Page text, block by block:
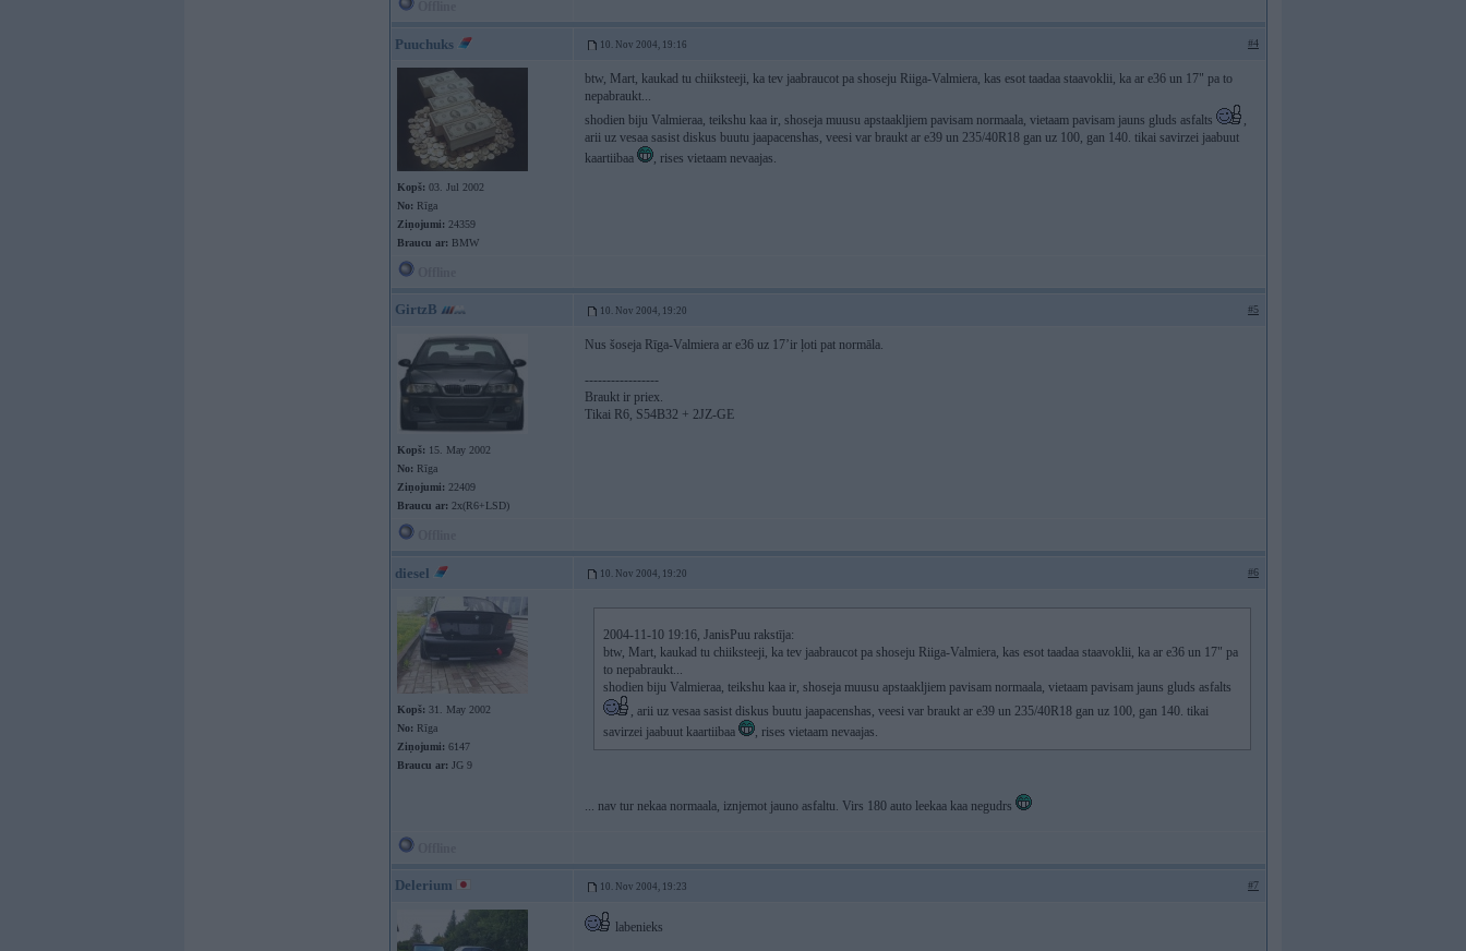
Puuchuks 10. Nov 2004, 19:16 #4
Kopš: 03. Jul 2002
No: Rīga
Ziņojumi: 24359
Braucu ar: BMW
btw, Mart, kaukad tu chiiksteeji, ka tev jaabraucot pa shoseju Riiga-Valmiera, kas esot taadaa staavoklii, ka ar e36 un 17" pa to
nepabraukt...
shodien biju Valmieraa, teikshu kaa ir, shoseja muusu apstaakljiem pavisam normaala, vietaam pavisam jauns gluds asfalts
,
arii uz vesaa sasist diskus buutu jaapacenshas, veesi var braukt ar e39 un 235/40R18 gan uz 100, gan 140. tikai savirzei jaabuut
kaartiibaa
, rises vietaam nevaajas.
GirtzB 10. Nov 2004, 19:20 #5
Kopš: 15. May 2002
No: Rīga
Ziņojumi: 22409
Braucu ar: 2x(R6+LSD)
Nus šoseja Rīga-Valmiera ar e36 uz 17’ir ļoti pat normāla.
-----------------
Braukt ir priex.
Tikai R6, S54B32 + 2JZ-GE
diesel 10. Nov 2004, 19:20 #6
Kopš: 31. May 2002
No: Rīga
Ziņojumi: 6147
Braucu ar: JG 9
2004-11-10 19:16, JanisPuu rakstīja:
btw, Mart, kaukad tu chiiksteeji, ka tev jaabraucot pa shoseju Riiga-Valmiera, kas esot taadaa staavoklii, ka ar e36 un 17" pa
to nepabraukt...
shodien biju Valmieraa, teikshu kaa ir, shoseja muusu apstaakljiem pavisam normaala, vietaam pavisam jauns gluds asfalts
, arii uz vesaa sasist diskus buutu jaapacenshas, veesi var braukt ar e39 un 235/40R18 gan uz 100, gan 140. tikai
savirzei jaabuut kaartiibaa
, rises vietaam nevaajas.
... nav tur nekaa normaala, iznjemot jauno asfaltu. Virs 180 auto leekaa kaa negudrs
Delerium 10. Nov 2004, 19:23 #7
labenieks